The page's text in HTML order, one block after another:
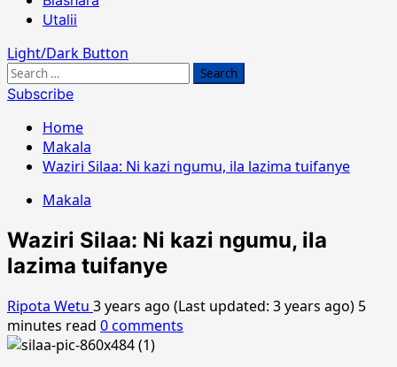
Utalii
Light/Dark Button
Search
for:
Subscribe
Home
Makala
Waziri Silaa: Ni kazi ngumu, ila lazima tuifanye
Makala
Waziri Silaa: Ni kazi ngumu, ila
lazima tuifanye
Ripota Wetu 3 years ago (Last updated: 3 years ago) 5
minutes read 0 comments